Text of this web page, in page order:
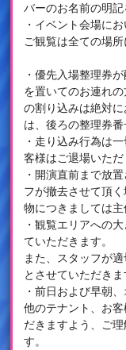
バーのお名前の明記
・イベント会場に
ご観覧は全ての場
・優先入場整理券
を置いてのお連れ
の割り込みは絶対
は、後ろの整理券
・走り込み行為は
客様はご退場いただ
・開演直前まで放
フが撤去させて頂
物につきましては主
・観覧エリアへの
ていただきます。
また、スタッフが
とさせていただきま
・前日および早朝
他のテナント、お
だきますよう、ご
す。